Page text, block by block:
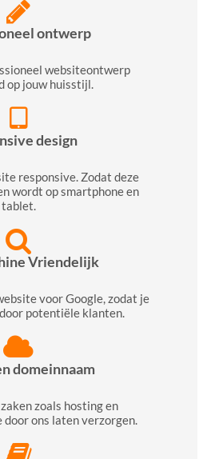
ontwerp
websiteontwerp
op jouw huisstijl.
design
responsive. Zodat deze
wordt op smartphone en
tablet.
Vriendelijk
voor Google, zodat je
potentiële klanten.
domeinnaam
zoals hosting en
door ons laten verzorgen.